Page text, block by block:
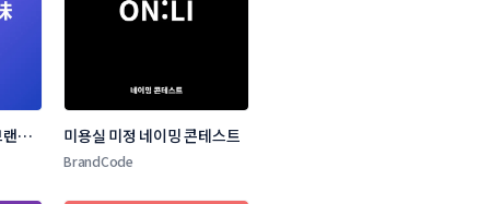
드 미용실 미정 네이밍 콘테스트
BrandCode